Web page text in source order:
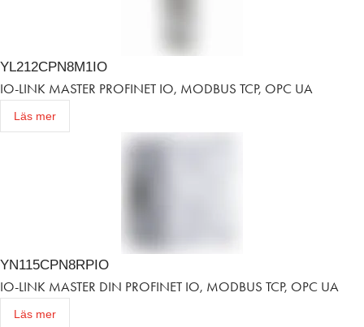
YL212CPN8M1IO
IO-LINK MASTER PROFINET IO, MODBUS TCP, OPC UA
Läs mer
YN115CPN8RPIO
IO-LINK MASTER DIN PROFINET IO, MODBUS TCP, OPC UA
Läs mer